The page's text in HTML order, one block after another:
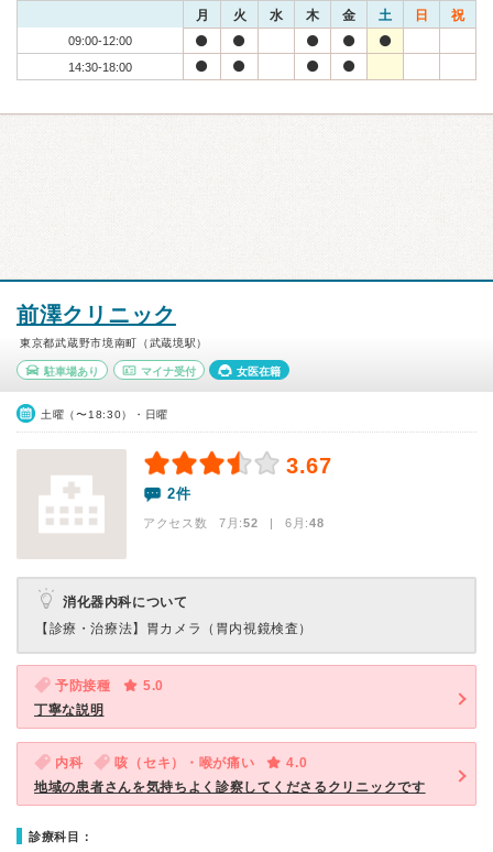
月 火 水 木 金 土 日 祝
09:00-12:00
14:30-18:00
前澤クリニック
東京都武蔵野市境南町（武蔵境駅）
駐車場あり マイナ受付 女医在籍
土曜（〜18:30）・日曜
3.67
2件
アクセス数 7月:52 | 6月:48
消化器内科について
【診療・治療法】 胃カメラ（胃内視鏡検査）
予防接種
5.0
丁寧な説明
内科 咳（セキ）・喉が痛い
4.0
地域の患者さんを気持ちよく診察してくださるクリニックです
診療科目：